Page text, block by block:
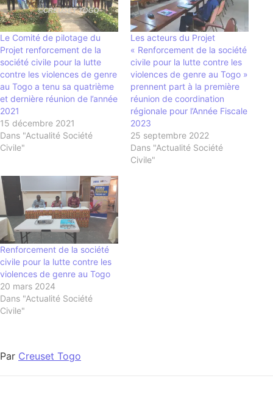
Le Comité de pilotage du
Projet renforcement de la
société civile pour la lutte
contre les violences de genre
au Togo a tenu sa quatrième
et dernière réunion de l’année
2021
15 décembre 2021
Dans "Actualité Société
Civile"
Les acteurs du Projet
« Renforcement de la société
civile pour la lutte contre les
violences de genre au Togo »
prennent part à la première
réunion de coordination
régionale pour l’Année Fiscale
2023
25 septembre 2022
Dans "Actualité Société
Civile"
Renforcement de la société
civile pour la lutte contre les
violences de genre au Togo
20 mars 2024
Dans "Actualité Société
Civile"
Par Creuset Togo